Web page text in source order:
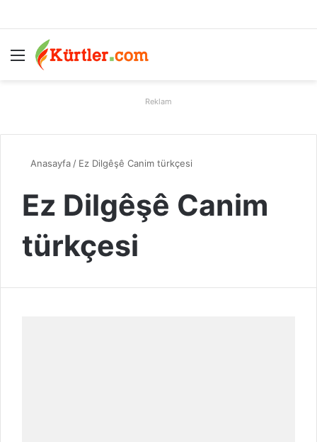
Menü
Reklam
Anasayfa / Ez Dilgêşê Canim türkçesi
Ez Dilgêşê Canim
türkçesi